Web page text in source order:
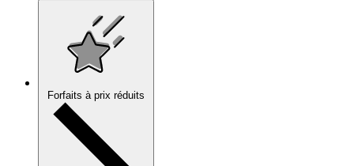
Forfaits à prix réduits